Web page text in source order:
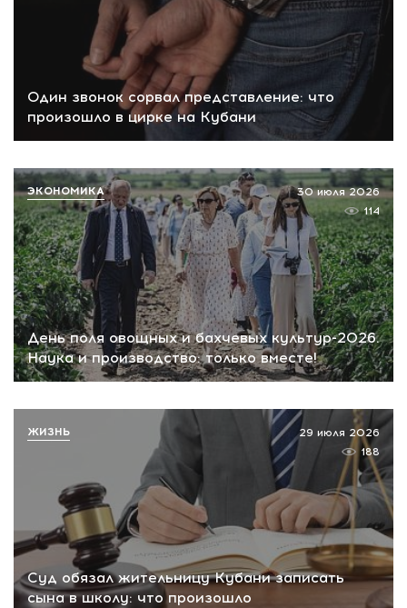
Один звонок сорвал представление: что
произошло в цирке на Кубани
День поля овощных и бахчевых культур-2026.
Наука и производство: только вместе!
30 июля 2026
114
ЭКОНОМИКА
Суд обязал жительницу Кубани записать
сына в школу: что произошло
29 июля 2026
188
ЖИЗНЬ